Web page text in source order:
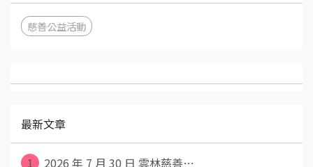
慈善公益活動
最新文章
1
2026 年 7 月 30 日 雲林慈善⋯